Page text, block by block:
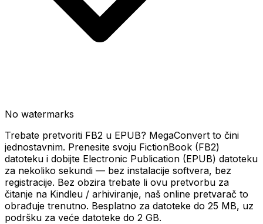
No watermarks
Trebate pretvoriti FB2 u EPUB? MegaConvert to čini
jednostavnim. Prenesite svoju FictionBook (FB2)
datoteku i dobijte Electronic Publication (EPUB) datoteku
za nekoliko sekundi — bez instalacije softvera, bez
registracije. Bez obzira trebate li ovu pretvorbu za
čitanje na Kindleu / arhiviranje, naš online pretvarač to
obrađuje trenutno. Besplatno za datoteke do 25 MB, uz
podršku za veće datoteke do 2 GB.